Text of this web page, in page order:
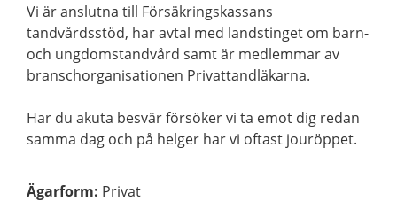
Vi är anslutna till Försäkringskassans
tandvårdsstöd, har avtal med landstinget om barn-
och ungdomstandvård samt är medlemmar av
branschorganisationen Privattandläkarna.
Har du akuta besvär försöker vi ta emot dig redan
samma dag och på helger har vi oftast jouröppet.
Ägarform: Privat